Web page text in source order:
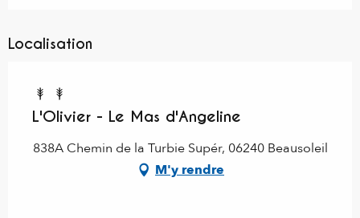
Localisation
L'Olivier - Le Mas d'Angeline
838A Chemin de la Turbie Supér, 06240 Beausoleil
M'y rendre